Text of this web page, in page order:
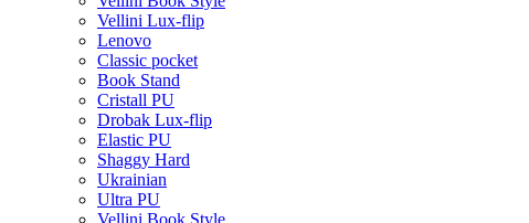
Vellini Lux-flip
Lenovo
Classic pocket
Book Stand
Cristall PU
Drobak Lux-flip
Elastic PU
Shaggy Hard
Ukrainian
Ultra PU